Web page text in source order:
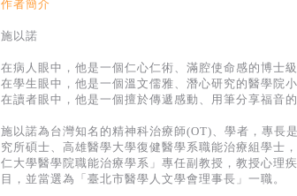
作者簡介
施以諾
在病人眼中，他是一個仁心仁術、滿腔使命感的博士
在學生眼中，他是一個溫文儒雅、潛心研究的醫學院小
在讀者眼中，他是一個擅於傳遞感動、用筆分享福音的
施以諾為台灣知名的精神科治療師(OT)、學者，專長
究所碩士、高雄醫學大學復健醫學系職能治療組學士
仁大學醫學院職能治療學系」專任副教授，教授心
目，並當選為「臺北市醫學人文學會理事長」一職。